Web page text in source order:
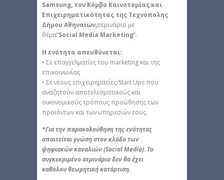
Samsung, τον Κόμβο Καινοτομίας και
Επιχειρηματικότητας της Τεχνόπολης
Δήμου Αθηναίων,σεμινάριο με
θέμα’‘Social Media Marketing’’.
Η ενότητα απευθύνεται:
• Σε επαγγελματίες του marketing και της
επικοινωνίας
• Σε νέους επιχειρηματίες/Start Ups που
αναζητούν αποτελεσματικούς και
οικονομικούς τρόπους προώθησης των
προϊόντων και των υπηρεσιών τους.
*Για την παρακολούθηση της ενότητας
απαιτείται γνώση στον κλάδο των
ψηφιακών καναλιών (SocialMedia). Το
συγκεκριμένο σεμινάριο δεν θα έχει
καθόλου θεωρητική κατάρτιση.